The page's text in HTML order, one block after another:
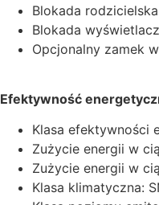
Blokada rodzicielska
Blokada
Opcjonalny zamek
Efektywność
Klasa efektywności
Zużycie energii w
Zużycie energii w
Klasa klimatyczna: